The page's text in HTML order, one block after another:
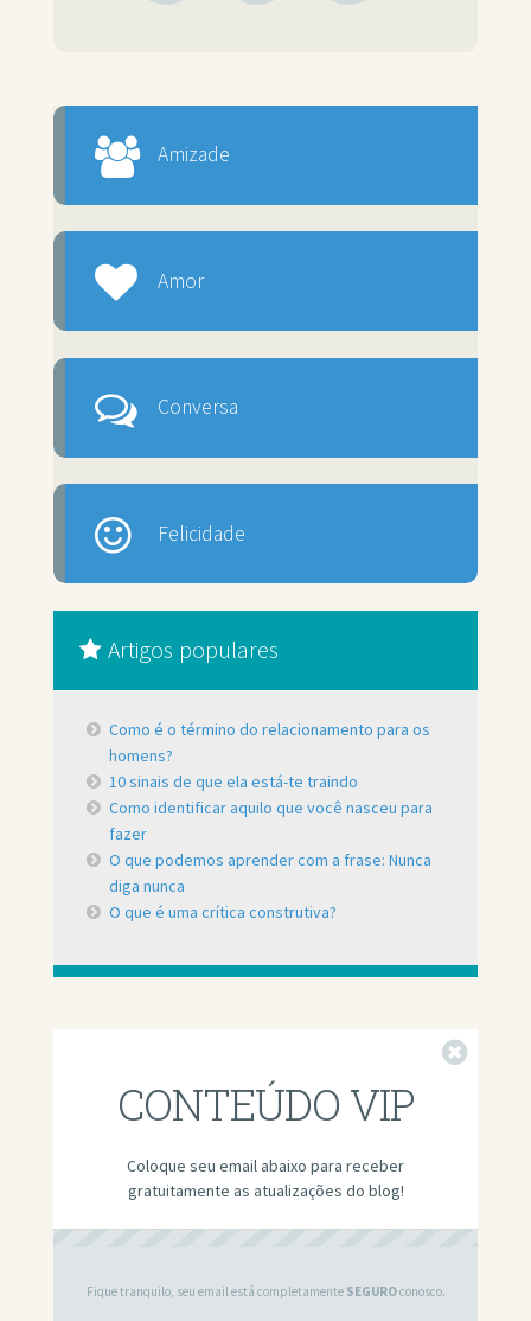
Amizade
Amor
Conversa
Felicidade
Artigos populares
Como é o término do relacionamento para os
homens?
10 sinais de que ela está-te traindo
Como identificar aquilo que você nasceu para
fazer
O que podemos aprender com a frase: Nunca
diga nunca
O que é uma crítica construtiva?
CONTEÚDO VIP
Coloque seu email abaixo para receber
gratuitamente as atualizações do blog!
Fique tranquilo, seu email está completamente SEGUROconosco.